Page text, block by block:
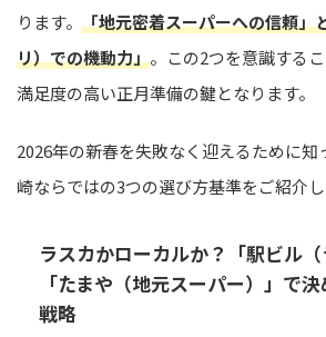
ります。 「地元密着スーパーへの信頼」
リ）での機動力」。この2つを意識する
満足度の高い正月準備の鍵となります。
2026年の新春を失敗なく迎えるために知
崎ならではの3つの選び方基準をご紹介し
ラスカかローカルか？「駅ビル
「たまや（地元スーパー）」で
戦略